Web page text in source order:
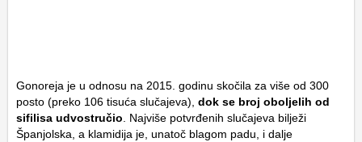
Gonoreja je u odnosu na 2015. godinu skočila za više od 300
posto (preko 106 tisuća slučajeva), dok se broj oboljelih od
sifilisa udvostručio . Najviše potvrđenih slučajeva bilježi
Španjolska, a klamidija je, unatoč blagom padu, i dalje